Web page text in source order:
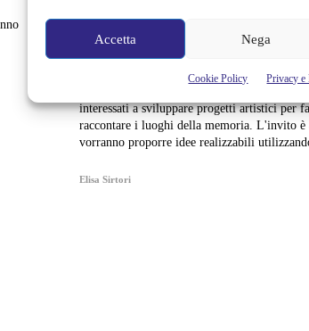
Accetta Nega
Cookie Policy Privacy e
IDEE
Dare nuova vita, attraverso l'arte, ai luoghi
È l'obiettivo del primo festival MEMI, a
interessati a sviluppare progetti artistici per
raccontare i luoghi della memoria. L'invito è aperto a tutti quelli che
vorranno proporre idee realizzabili
Elisa Sirtori